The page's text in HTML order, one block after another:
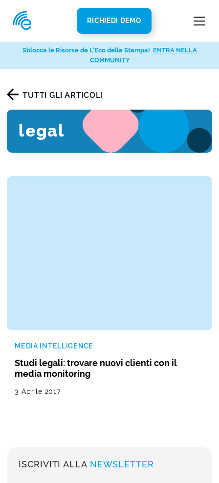
RICHIEDI DEMO
TUTTI GLI ARTICOLI
legal
MEDIA INTELLIGENCE
Studi legali: trovare nuovi clienti con il
media monitoring
3 Aprile 2017
ISCRIVITI ALLA NEWSLETTER
Sblocca le Risorse de L’Eco della Stampa! ENTRA NELLA
COMMUNITY